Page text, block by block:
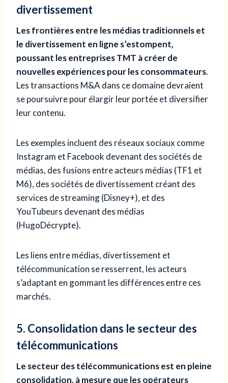
divertissement
Les frontières entre les médias traditionnels et
le divertissement en ligne s’estompent,
poussant les entreprises TMT à créer de
nouvelles expériences pour les consommateurs.
Les transactions M&A dans ce domaine devraient
se poursuivre pour élargir leur portée et diversifier
leur contenu.
Les exemples incluent des réseaux sociaux comme
Instagram et Facebook devenant des sociétés de
médias, des fusions entre acteurs médias (TF1 et
M6), des sociétés de divertissement créant des
services de streaming (Disney+), et des
YouTubeurs devenant des médias
(HugoDécrypte).
Les liens entre médias, divertissement et
télécommunication se resserrent, les acteurs
s’adaptant en gommant les différences entre ces
marchés.
5. Consolidation dans le secteur des
télécommunications
Le secteur des télécommunications est en pleine
consolidation, à mesure que les opérateurs